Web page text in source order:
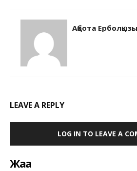
Ақбота Ерболқызы
LEAVE A REPLY
LOG IN TO LEAVE A
Жаңа